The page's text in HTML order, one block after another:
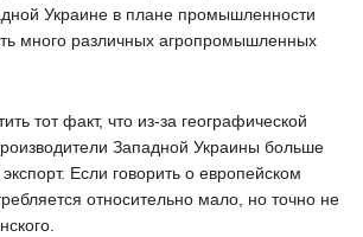
Украине в плане промышленности
много различных агропромышленных
тот факт, что из-за географической
Западной Украины больше
Если говорить о европейском
относительно мало, но точно не